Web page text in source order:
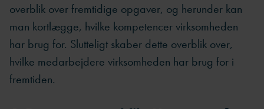
overblik over fremtidige opgaver, og herunder kan
man kortlægge, hvilke kompetencer virksomheden
har brug for. Slutteligt skaber dette overblik over,
hvilke medarbejdere virksomheden har brug for i
fremtiden.